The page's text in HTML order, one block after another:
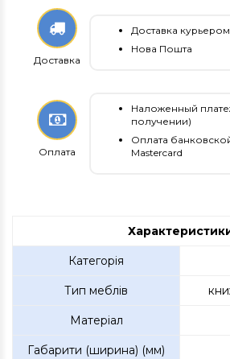
Доставка
Доставка курьером
Нова Пошта
Оплата
Наложенный
получении)
Оплата
Mastercard
Категорія
Тип меблів
Матеріал
Габарити (ширина) (мм)